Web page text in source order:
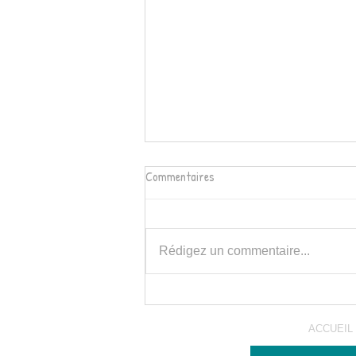
Projet intergénérationnel avec la
Commentaires
Rédigez un commentaire...
ACCUEIL